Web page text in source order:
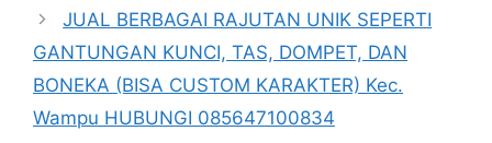
JUAL BERBAGAI RAJUTAN UNIK SEPERTI
GANTUNGAN KUNCI, TAS, DOMPET, DAN
BONEKA (BISA CUSTOM KARAKTER) Kec.
Wampu HUBUNGI 085647100834